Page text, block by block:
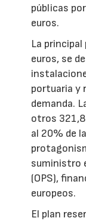
públicas
euros.
La
euros, se
portuaria y
demanda.
otros
al 20% de
suministro
(OPS),
europeos.
El plan